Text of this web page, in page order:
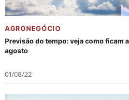
AGRONEGÓCIO
Previsão do tempo: veja como ficam
agosto
01/08/22